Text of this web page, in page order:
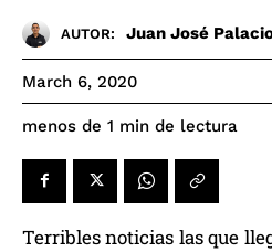
AUTOR: Juan José
March 6, 2020
menos de 1 min de lectura
Terribles noticias las que